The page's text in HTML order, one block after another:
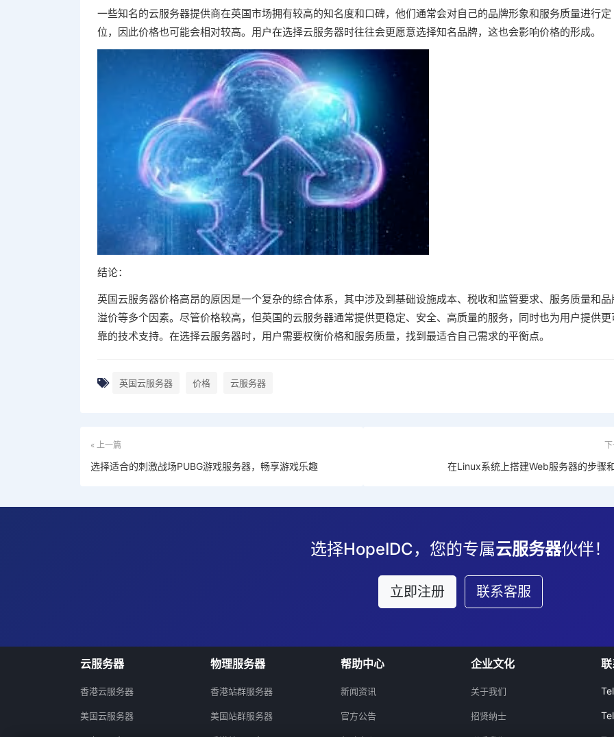
一些知名的云服务器提供商在英国市场拥有较高的知名度和口碑，他们通常会对自己的品牌形象和服务质量进行定
位，因此价格也可能会相对较高。用户在选择云服务器时往往会更愿意选择知名品牌，这也会影响价格的形成。
结论：
英国云服务器价格高昂的原因是一个复杂的综合体系，其中涉及到基础设施成本、税收和监管要求、服务质量和品
溢价等多个因素。尽管价格较高，但英国的云服务器通常提供更稳定、安全、高质量的服务，同时也为用户提供更
靠的技术支持。在选择云服务器时，用户需要权衡价格和服务质量，找到最适合自己需求的平衡点。
英国云服务器 价格 云服务器
« 上一篇
选择适合的刺激战场PUBG游戏服务器，畅享游戏乐趣 在Linux系统上搭建Web服务器的步骤
选择HopeIDC，您的专属云服务器伙伴！
立即注册 联系客服
云服务器
香港云服务器
美国云服务器
物理服务器
香港站群服务器
美国站群服务器
帮助中心
新闻资讯
官方公告
企业文化
关于我们
招贤纳士